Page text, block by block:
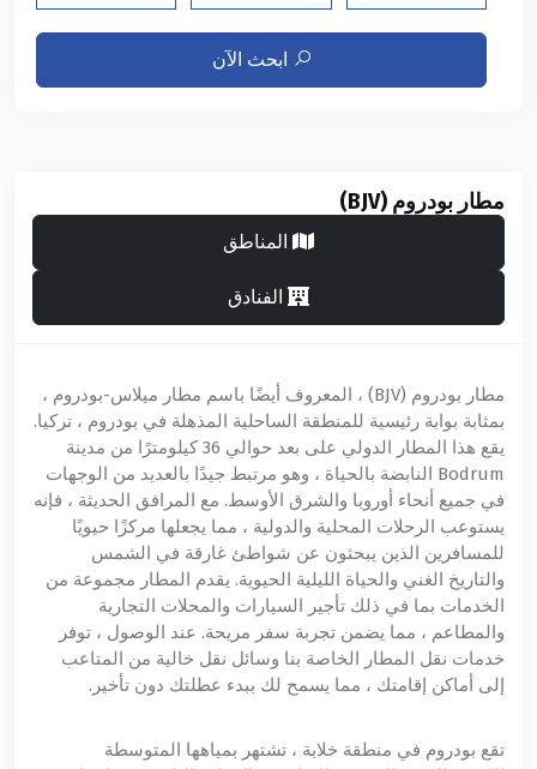
ابحث الآن
مطار بودروم (BJV)
المناطق
الفنادق
مطار بودروم (BJV) ، المعروف أيضًا باسم مطار ميلاس-بودروم ،
بمثابة بوابة رئيسية للمنطقة الساحلية المذهلة في بودروم ، تركيا.
يقع هذا المطار الدولي على بعد حوالي 36 كيلومترًا من مدينة
Bodrum النابضة بالحياة ، وهو مرتبط جيدًا بالعديد من الوجهات
في جميع أنحاء أوروبا والشرق الأوسط. مع المرافق الحديثة ، فإنه
يستوعب الرحلات المحلية والدولية ، مما يجعلها مركزًا حيويًا
للمسافرين الذين يبحثون عن شواطئ غارقة في الشمس
والتاريخ الغني والحياة الليلية الحيوية. يقدم المطار مجموعة من
الخدمات بما في ذلك تأجير السيارات والمحلات التجارية
والمطاعم ، مما يضمن تجربة سفر مريحة. عند الوصول ، توفر
خدمات نقل المطار الخاصة بنا وسائل نقل خالية من المتاعب
إلى أماكن إقامتك ، مما يسمح لك ببدء عطلتك دون تأخير.
تقع بودروم في منطقة خلابة ، تشتهر بمياهها المتوسطة